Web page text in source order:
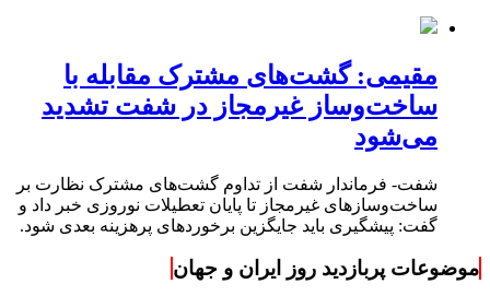
مقیمی: گشت‌های مشترک مقابله با
ساخت‌وساز غیرمجاز در شفت تشدید
می‌شود
شفت- فرماندار شفت از تداوم گشت‌های مشترک نظارت بر
ساخت‌وسازهای غیرمجاز تا پایان تعطیلات نوروزی خبر داد و
گفت: پیشگیری باید جایگزین برخوردهای پرهزینه بعدی شود.
موضوعات پربازدید روز ایران و جهان